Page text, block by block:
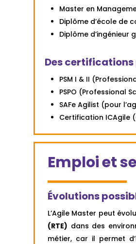
Master en
Diplôme d’école de
Diplôme d’ingénieur
Des
PSM I & II
PSPO (Professional
SAFe Agilist (pour
Certification ICAgile
Emploi et
Évolutions
L’Agile Master peut
(RTE) dans des
métier, car il permet